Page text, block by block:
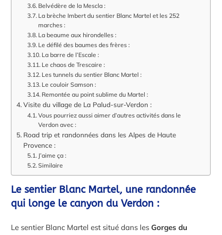
Belvédère de la Mescla :
La brèche Imbert du sentier Blanc Martel et les 252
marches :
La beaume aux hirondelles :
Le défilé des baumes des frères :
La barre de l’Escale :
Le chaos de Trescaire :
Les tunnels du sentier Blanc Martel :
Le couloir Samson :
Remontée au point sublime du Martel :
Visite du village de La Palud-sur-Verdon :
Vous pourriez aussi aimer d’autres activités dans le
Verdon avec :
Road trip et randonnées dans les Alpes de Haute
Provence :
J’aime ça :
Similaire
Le sentier Blanc Martel, une randonnée
qui longe le canyon du Verdon :
Le sentier Blanc Martel est situé dans lesGorges du